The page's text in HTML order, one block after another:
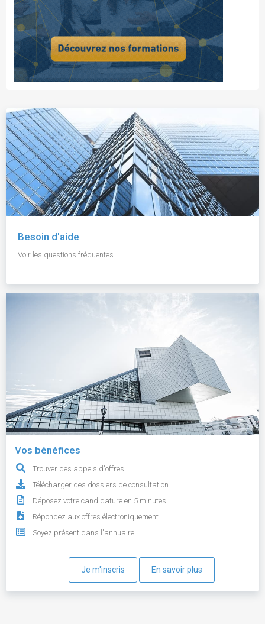
Besoin d'aide
Voir les questions fréquentes.
Vos bénéfices
Trouver des appels d'offres
Télécharger des dossiers de consultation
Déposez votre candidature en 5 minutes
Répondez aux offres électroniquement
Soyez présent dans l'annuaire
Je m'inscris En savoir plus